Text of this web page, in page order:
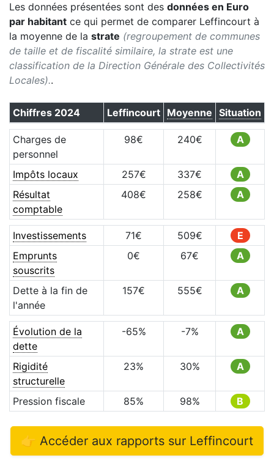
Les données présentées sont des données en Euro
par habitant ce qui permet de comparer Leffincourt à
la moyenne de la strate (regroupement de communes
de taille et de fiscalité similaire, la strate est une
classification de la Direction Générale des Collectivités
Locales)..
Chiffres 2024 Leffincourt Moyenne Situation
Charges de
personnel
98€ 240€ A
Impôts locaux 257€ 337€
A
Résultat
comptable
408€ 258€ A
Investissements 71€ 509€
E
Emprunts
souscrits
0€ 67€ A
Dette à la fin de
l'année
157€ 555€ A
Évolution de la
dette
-65% -7% A
Rigidité
structurelle
23% 30% A
Pression fiscale 85% 98% B
👉 Accéder aux rapports sur Leffincourt